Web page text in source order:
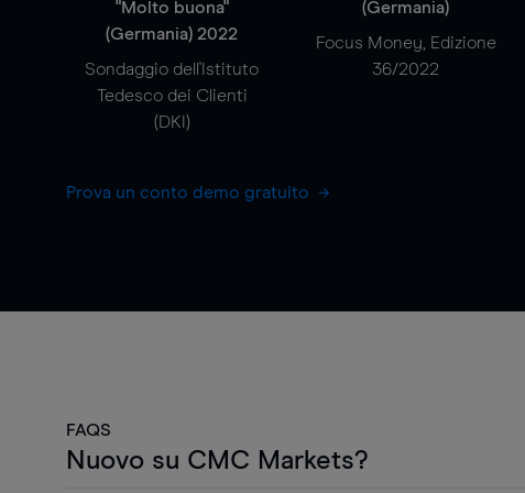
"Molto buona"
(Germania) 2022
Sondaggio dell'Istituto
Tedesco dei Clienti
(DKI)
(Germania)
Focus Money, Edizione
36/2022
Prova un conto demo gratuito
FAQS
Nuovo su CMC Markets?